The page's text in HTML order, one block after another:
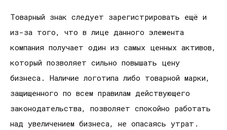
Товарный знак следует зарегистрировать ещё и
из-за того, что в лице данного элемента
компания получает один из самых ценных активов,
который позволяет сильно повышать цену
бизнеса. Наличие логотипа либо товарной марки,
защищенного по всем правилам действующего
законодательства, позволяет спокойно работать
над увеличением бизнеса, не опасаясь утрат.